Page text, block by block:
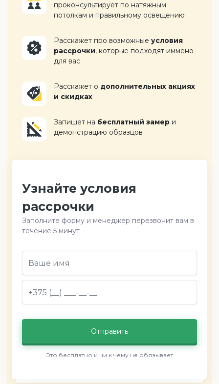
проконсультирует по натяжным
потолкам и правильному освещению
Расскажет про возможные условия
рассрочки, которые подходят иммено
для вас
Расскажет о дополнительных акциях
и скидках
Запишет на бесплатный замер и
демонстрацию образцов
Узнайте условия
рассрочки
Заполните форму и менеджер перезвонит вам в
течение 5 минут
Отправить
Это бесплатно и ни к чему не обязывает